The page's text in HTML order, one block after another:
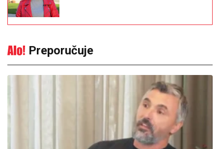
Preporučuje